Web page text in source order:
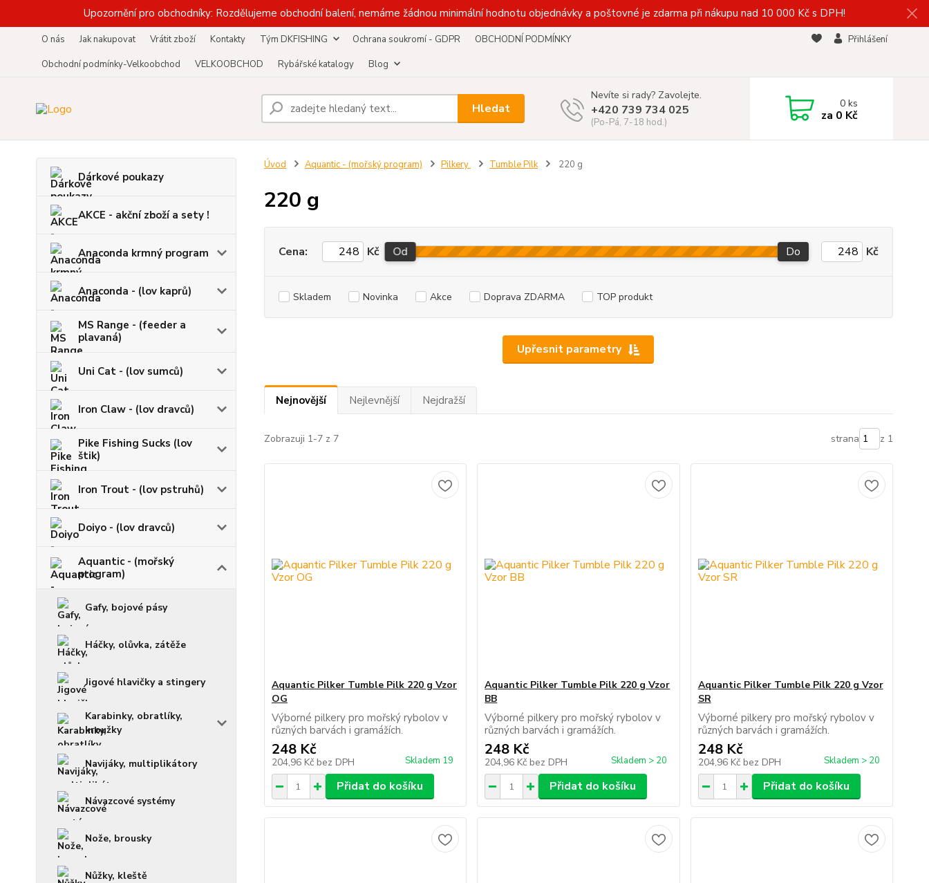
Upozornění pro obchodníky: Rozdělujeme obchodní balení, nemáme žádnou minimální hodnotu objednávky a poštovné je zdarma při nákupu nad 10 000 Kč s DPH!
O nás Jak nakupovat Vrátit zboží Kontakty Tým DKFISHING Ochrana soukromí - GDPR
OBCHODNÍ PODMÍNKY
Obchodní podmínky-Velkoobchod
VELKOOBCHOD Rybářské katalogy Blog
Přihlášení
Hledat
Nevíte si rady? Zavolejte.
+420 739 734 025
(Po-Pá, 7-18 hod.)
0ks
za 0 Kč
Dárkové poukazy
AKCE - akční zboží a sety !
Anaconda krmný program
Anaconda - (lov kaprů)
MS Range - (feeder a
plavaná)
Uni Cat - (lov sumců)
Iron Claw - (lov dravců)
Pike Fishing Sucks (lov
štik)
Iron Trout - (lov pstruhů)
Doiyo - (lov dravců)
Aquantic - (mořský
program)
Gafy, bojové pásy
Háčky, olůvka, zátěže
Jigové hlavičky a stingery
Karabinky, obratlíky,
kroužky
Navijáky, multiplikátory
Návazcové systémy
Nože, brousky
Nůžky, kleště
Úvod Aquantic - (mořský program) Pilkery Tumble Pilk 220 g
220 g
Upřesnit parametry
Cena: Kč Od Do Kč
Skladem Novinka Akce Doprava ZDARMA TOP produkt
Nejnovější Nejlevnější Nejdražší
Zobrazuji 1-7 z 7 strana z 1
Aquantic Pilker Tumble Pilk 220 g Vzor
OG
Výborné pilkery pro mořský rybolov v
různých barvách i gramážích.
248 Kč
204,96 Kč bez DPH Skladem 19
Přidat do košíku
Aquantic Pilker Tumble Pilk 220 g Vzor
BB
Výborné pilkery pro mořský rybolov v
různých barvách i gramážích.
248 Kč
204,96 Kč bez DPH Skladem > 20
Přidat do košíku
Aquantic Pilker Tumble Pilk 220 g Vzor
SR
Výborné pilkery pro mořský rybolov v
různých barvách i gramážích.
248 Kč
204,96 Kč bez DPH Skladem > 20
Přidat do košíku